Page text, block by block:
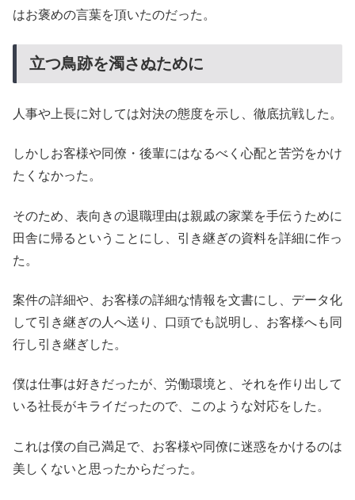
はお褒めの言葉を頂いたのだった。
立つ鳥跡を濁さぬために
人事や上長に対しては対決の態度を示し、徹底抗戦した。
しかしお客様や同僚・後輩にはなるべく心配と苦労をかけ
たくなかった。
そのため、表向きの退職理由は親戚の家業を手伝うために
田舎に帰るということにし、引き継ぎの資料を詳細に作っ
た。
案件の詳細や、お客様の詳細な情報を文書にし、データ化
して引き継ぎの人へ送り、口頭でも説明し、お客様へも同
行し引き継ぎした。
僕は仕事は好きだったが、労働環境と、それを作り出して
いる社長がキライだったので、このような対応をした。
これは僕の自己満足で、お客様や同僚に迷惑をかけるのは
美しくないと思ったからだった。